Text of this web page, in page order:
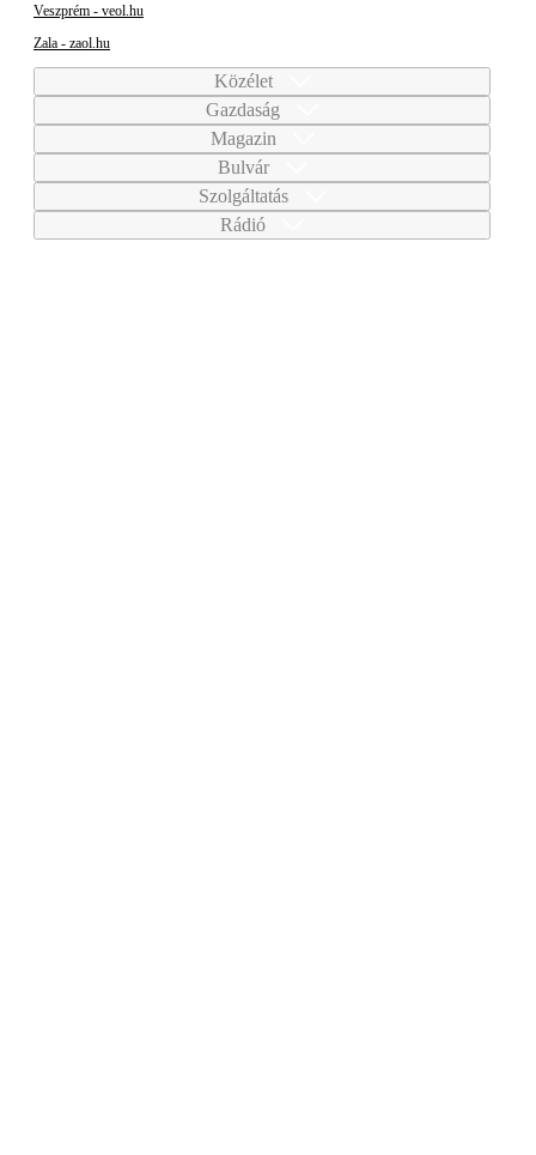
Veszprém - veol.hu
Zala - zaol.hu
Közélet
Gazdaság
Magazin
Bulvár
Szolgáltatás
Rádió